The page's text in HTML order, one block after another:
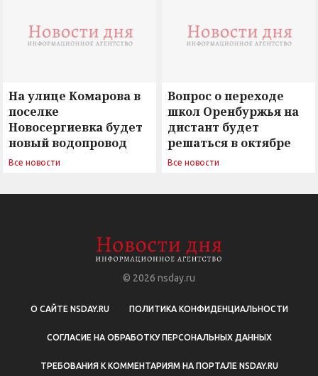
На улице Комарова в
поселке
Новосергиевка будет
новый водопровод
Все новости
Вопрос о переходе
школ Оренбуржья на
дистант будет
решаться в октябре
Все новости
© 2026 nsday.ru
О САЙТЕ NSDAY.RU ПОЛИТИКА КОНФИДЕНЦИАЛЬНОСТИ
СОГЛАСИЕ НА ОБРАБОТКУ ПЕРСОНАЛЬНЫХ ДАННЫХ
ТРЕБОВАНИЯ К КОММЕНТАРИЯМ НА ПОРТАЛЕ NSDAY.RU